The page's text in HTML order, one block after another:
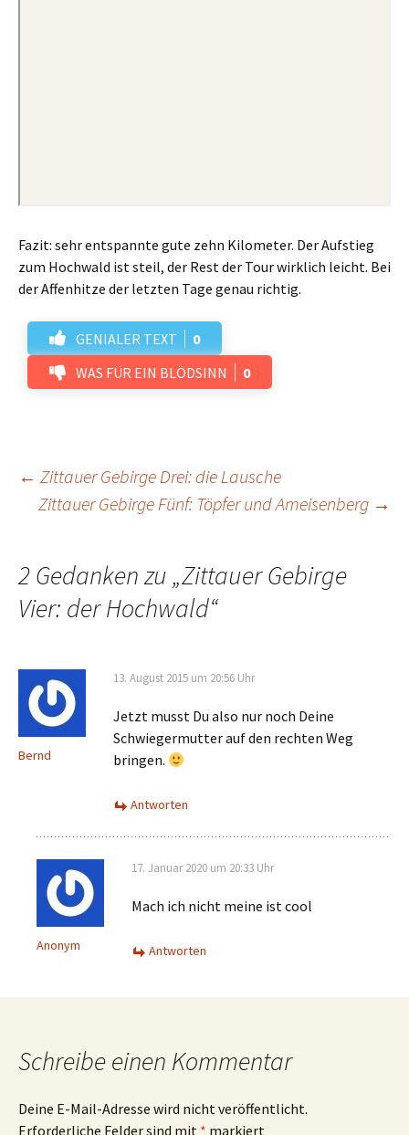
Fazit: sehr entspannte gute zehn Kilometer. Der Aufstieg
zum Hochwald ist steil, der Rest der Tour wirklich leicht. Bei
der Affenhitze der letzten Tage genau richtig.
GENIALER TEXT
0
WAS FÜR EIN BLÖDSINN
0
Beitrags-
← Zittauer Gebirge Drei: die Lausche
Zittauer Gebirge Fünf: Töpfer und Ameisenberg →
2 Gedanken zu „Zittauer Gebirge
Vier: der Hochwald“
Bernd
13. August 2015 um 20:56 Uhr
Jetzt musst Du also nur noch Deine
Schwiegermutter auf den rechten Weg
bringen.
Antworten
Anonym
17. Januar 2020 um 20:33 Uhr
Mach ich nicht meine ist cool
Antworten
Schreibe einen Kommentar
Deine E-Mail-Adresse wird nicht veröffentlicht.
Erforderliche Felder sind mit * markiert